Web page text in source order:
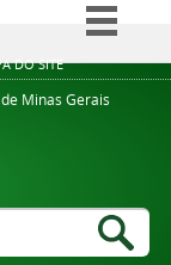
DO SITE
BR
Minas Gerais